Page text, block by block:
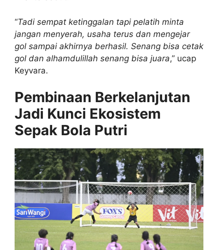
“Tadi sempat ketinggalan tapi pelatih minta
jangan menyerah, usaha terus dan mengejar
gol sampai akhirnya berhasil. Senang bisa cetak
gol dan alhamdulillah senang bisa juara,” ucap
Keyvara.
Pembinaan Berkelanjutan
Jadi Kunci Ekosistem
Sepak Bola Putri